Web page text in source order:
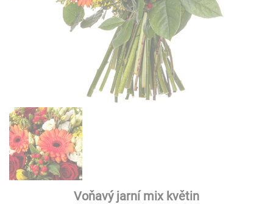
Voňavý jarní mix květin